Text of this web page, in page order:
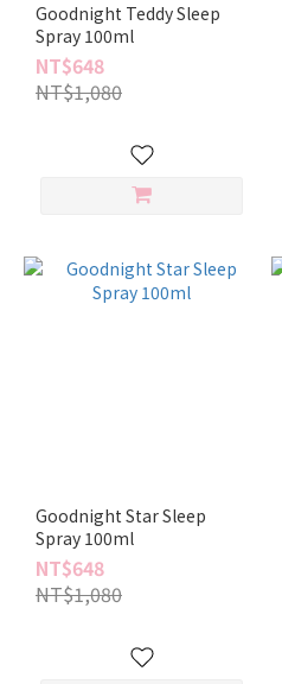
Goodnight Teddy Sleep
Spray 100ml
NT$648
NT$1,080
Goodnight Star Sleep
Spray 100ml
NT$648
NT$1,080